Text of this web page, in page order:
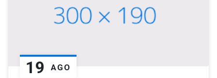
19 AGO